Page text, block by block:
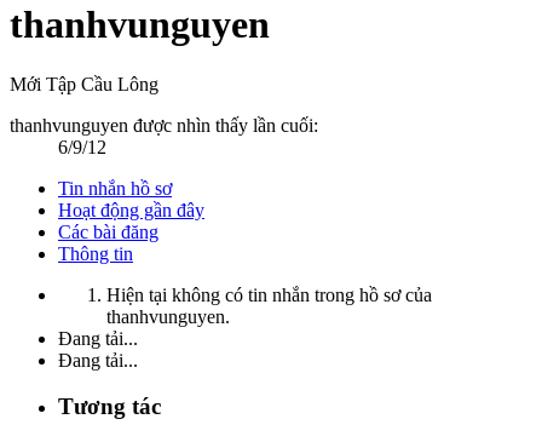
thanhvunguyen
Mới Tập Cầu Lông
thanhvunguyen được nhìn thấy lần cuối:
6/9/12
Tin nhắn hồ sơ
Hoạt động gần đây
Các bài đăng
Thông tin
Hiện tại không có tin nhắn trong hồ sơ của
thanhvunguyen.
Đang tải...
Đang tải...
Tương tác